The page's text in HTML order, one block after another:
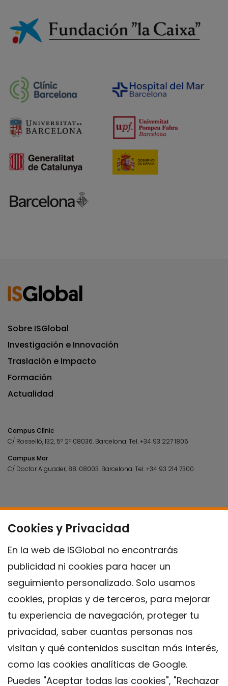
Cookies y Privacidad
En la web de ISGlobal no encontrarás
publicidad ni cookies para hacer un
seguimiento personalizado. Solo usamos
cookies, propias y de terceros, para mejorar
tu experiencia de navegación, proteger tu
privacidad, saber cuantas personas nos
visitan y qué contenidos suscitan más interés,
como las cookies analíticas de Google.
Puedes "Aceptar todas las cookies", "Rechazar
Sobre ISGlobal
Investigación e Innovación
Traslación e Impacto
Formación
Actualidad
Campus Clínic
C/ Rosselló, 132, 5º 2ª 08036. Barcelona.Tel.+34 93 227 1806
Campus Mar
C/ Doctor Aiguader, 88. 08003. Barcelona.Tel.+34 93 214 7300